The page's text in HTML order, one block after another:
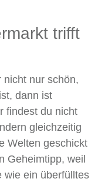
trifft
nicht nur schön,
dann ist
findest du nicht
gleichzeitig
Welten geschickt
Geheimtipp, weil
wie ein überfülltes